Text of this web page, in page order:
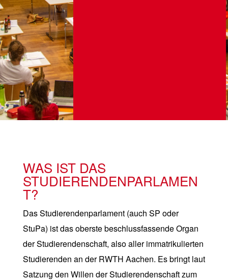
WAS IST DAS
STUDIERENDENPARLAMEN
T?
Das Studierendenparlament (auch SP oder
StuPa) ist das oberste beschlussfassende Organ
der Studierendenschaft, also aller immatrikulierten
Studierenden an der RWTH Aachen. Es bringt laut
Satzung den Willen der Studierendenschaft zum